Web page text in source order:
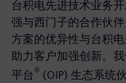
台积电先进技术业务
强与西门子的合作伙
方案的优异性与台积
助力客户加强创新。
平台® (OIP) 生态系统